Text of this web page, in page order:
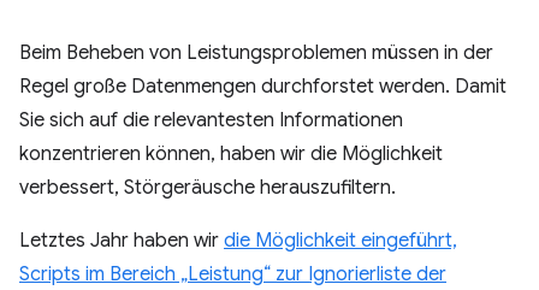
Beim Beheben von Leistungsproblemen müssen in der
Regel große Datenmengen durchforstet werden. Damit
Sie sich auf die relevantesten Informationen
konzentrieren können, haben wir die Möglichkeit
verbessert, Störgeräusche herauszufiltern.
Letztes Jahr haben wir die Möglichkeit eingeführt,
Scripts im Bereich „Leistung“ zur Ignorierliste der